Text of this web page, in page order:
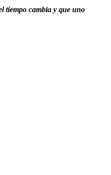
tiempo cambia y que uno